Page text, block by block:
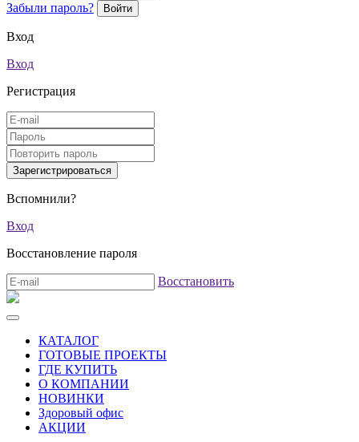
Забыли пароль?
Вход
Вход
Регистрация
Вспомнили?
Вход
Восстановление пароля
Восстановить
КАТАЛОГ
ГОТОВЫЕ ПРОЕКТЫ
ГДЕ КУПИТЬ
О КОМПАНИИ
НОВИНКИ
Здоровый офис
АКЦИИ